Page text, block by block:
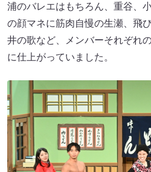
浦のバレエはもちろん、重谷、
の顔マネに筋肉自慢の生瀬、飛
井の歌など、メンバーそれぞれ
に仕上がっていました。